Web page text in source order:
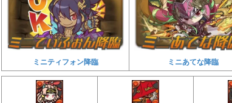
ミニティフォン降臨 ミニあてな降臨